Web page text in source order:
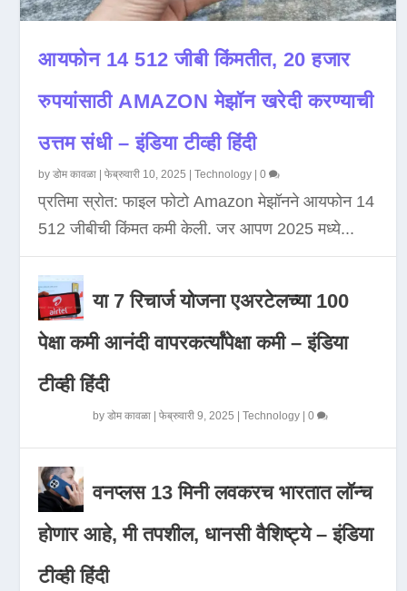
आयफोन 14 512 जीबी किंमतीत, 20 हजार
रुपयांसाठी AMAZON मेझॉन खरेदी करण्याची
उत्तम संधी – इंडिया टीव्ही हिंदी
byडोम कावळा |फेब्रुवारी 10, 2025 |Technology |0
प्रतिमा स्रोत: फाइल फोटो Amazon मेझॉनने आयफोन 14
512 जीबीची किंमत कमी केली. जर आपण 2025 मध्ये...
या 7 रिचार्ज योजना एअरटेलच्या 100
पेक्षा कमी आनंदी वापरकर्त्यांपेक्षा कमी – इंडिया
टीव्ही हिंदी
byडोम कावळा |फेब्रुवारी 9, 2025 |Technology |0
वनप्लस 13 मिनी लवकरच भारतात लॉन्च
होणार आहे, मी तपशील, धानसी वैशिष्ट्ये – इंडिया
टीव्ही हिंदी